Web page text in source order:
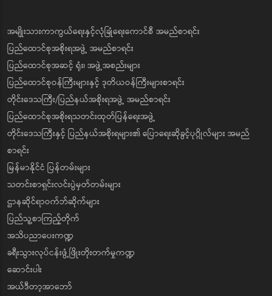
အမျိုးသားကာကွယ်ရေးနှင့်လုံခြုံရေးကောင်စီ အမည်စာရင်း
ပြည်ထောင်စုအစိုးရအဖွဲ့ အမည်စာရင်း
ပြည်ထောင်စုအဆင့် ရုံး၊ အဖွဲ့အစည်းများ
ပြည်ထောင်စုဝန်ကြီးများနှင့် ဒုတိယဝန်ကြီးများစာရင်း
တိုင်းဒေသကြီး/ပြည်နယ်အစိုးရအဖွဲ့ အမည်စာရင်း
ပြည်ထောင်စုအစိုးရသတင်းထုတ်ပြန်ရေးအဖွဲ့
တိုင်းဒေသကြီးနှင့် ပြည်နယ်အစိုးရများ၏ ပြောရေးဆိုခွင့်ပုဂ္ဂိုလ်များ အမည်
စာရင်း
မြန်မာနိုင်ငံ ပြန်တမ်းများ
သတင်းစာရှင်းလင်းပွဲမှတ်တမ်းများ
ဌာနဆိုင်ရာဝက်ဘ်ဆိုက်များ
ပြည်သူ့စာကြည့်တိုက်
အသိပညာပေးကဏ္ဍ
ခရီးသွားလုပ်ငန်းဖွံ့ဖြိုးတိုးတက်မှုကဏ္ဍ
ဆောင်းပါး
အယ်ဒီတာ့အာဘော်